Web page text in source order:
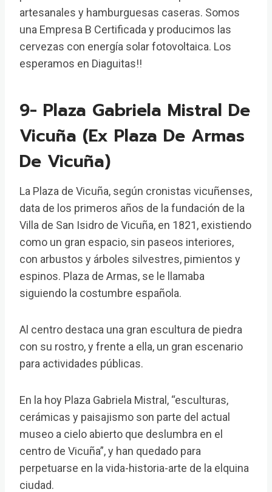
artesanales y hamburguesas caseras. Somos
una Empresa B Certificada y producimos las
cervezas con energía solar fotovoltaica. Los
esperamos en Diaguitas!!
9- Plaza Gabriela Mistral De
Vicuña (ex Plaza De Armas
De Vicuña)
La Plaza de Vicuña, según cronistas vicuñenses,
data de los primeros años de la fundación de la
Villa de San Isidro de Vicuña, en 1821, existiendo
como un gran espacio, sin paseos interiores,
con arbustos y árboles silvestres, pimientos y
espinos. Plaza de Armas, se le llamaba
siguiendo la costumbre española.
Al centro destaca una gran escultura de piedra
con su rostro, y frente a ella, un gran escenario
para actividades públicas.
En la hoy Plaza Gabriela Mistral, “esculturas,
cerámicas y paisajismo son parte del actual
museo a cielo abierto que deslumbra en el
centro de Vicuña”, y han quedado para
perpetuarse en la vida-historia-arte de la elquina
ciudad.